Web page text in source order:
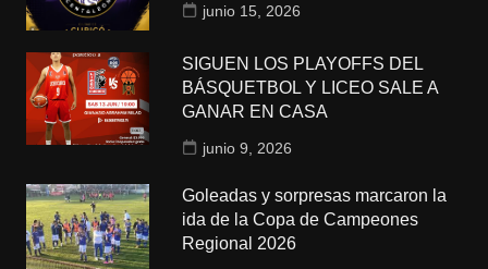
junio 15, 2026
SIGUEN LOS PLAYOFFS DEL
BÁSQUETBOL Y LICEO SALE A
GANAR EN CASA
junio 9, 2026
Goleadas y sorpresas marcaron la
ida de la Copa de Campeones
Regional 2026